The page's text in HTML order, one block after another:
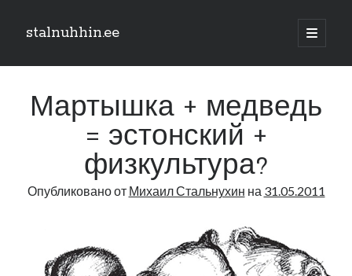
stalnuhhin.ee
отрыть
Боковая
панель
Поиск
В мире
Личное
Мартышка + медведь
= эстонский +
физкультура?
Опубликовано от Михаил Стальнухин на 31.05.2011